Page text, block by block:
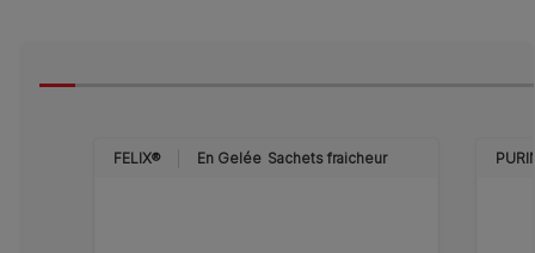
FELIX® En Gelée Sachets fraicheur